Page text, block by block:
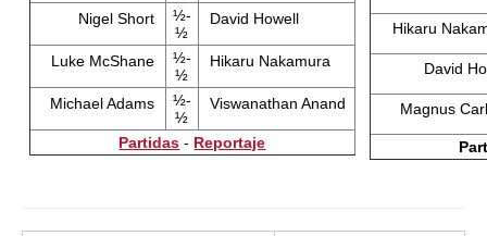
Nigel Short
½-
½
David Howell
Luke McShane
½-
½
Hikaru Nakamura
Michael Adams
½-
½
Viswanathan Anand
Partidas - Reportaje
Hikaru
David
Magnus